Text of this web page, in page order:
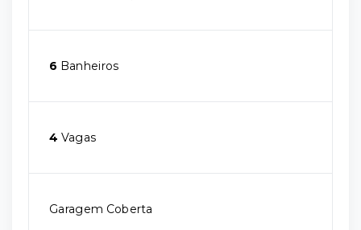
6 Banheiros
4 Vagas
Garagem Coberta